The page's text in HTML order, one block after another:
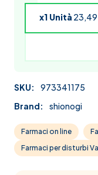
x1 Unità
SKU: 973341175
Brand:
shionogi
Farmaci on line
Farmaci per disturbi